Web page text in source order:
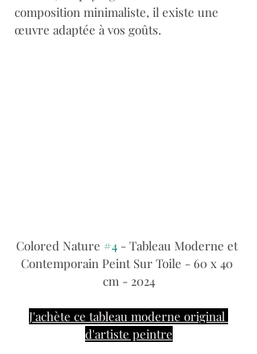
composition minimaliste, il existe une
œuvre adaptée à vos goûts.
Colored Nature #4 - Tableau Moderne et
Contemporain Peint Sur Toile - 60 x 40
cm - 2024
J'achète ce tableau moderne original
d'artiste peintre